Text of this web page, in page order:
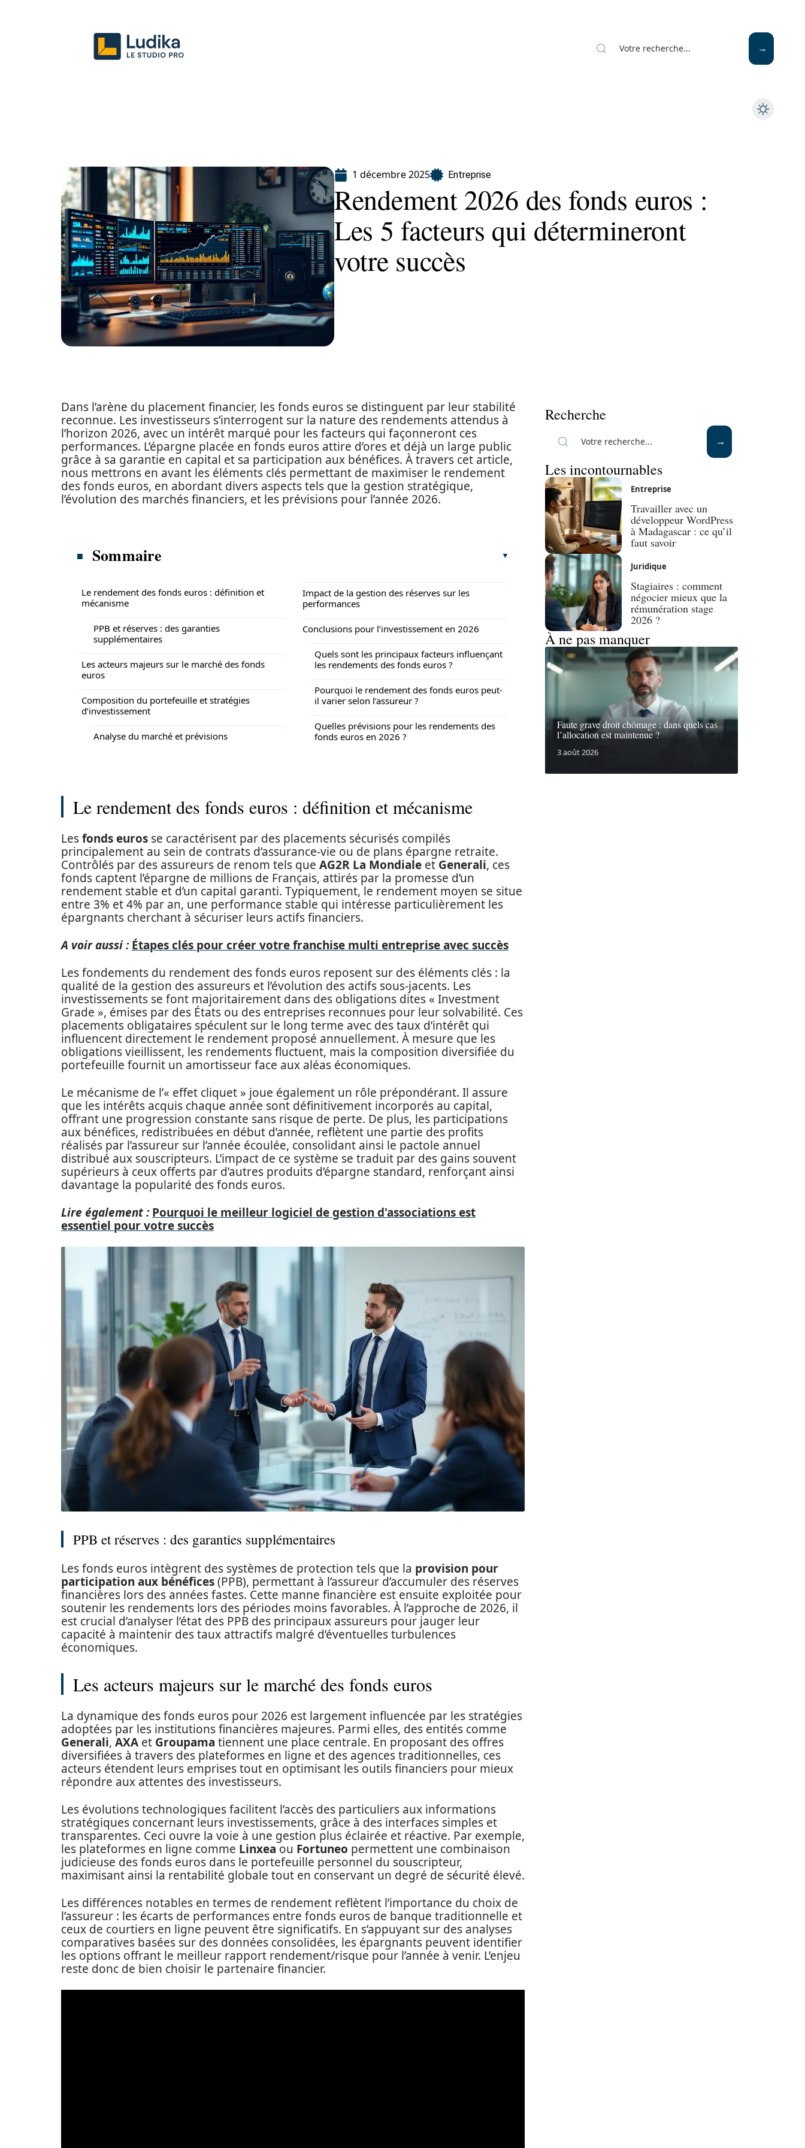
1 décembre 2025 Entreprise
Rendement 2026 des fonds euros :
Les 5 facteurs qui détermineront
votre succès
Dans l’arène du placement financier, les fonds euros se distinguent par leur stabilité
reconnue. Les investisseurs s’interrogent sur la nature des rendements attendus à
l’horizon 2026, avec un intérêt marqué pour les facteurs qui façonneront ces
performances. L’épargne placée en fonds euros attire d’ores et déjà un large public
grâce à sa garantie en capital et sa participation aux bénéfices. À travers cet article,
nous mettrons en avant les éléments clés permettant de maximiser le rendement
des fonds euros, en abordant divers aspects tels que la gestion stratégique,
l’évolution des marchés financiers, et les prévisions pour l’année 2026.
Sommaire
Le rendement des fonds euros : définition et
mécanisme
PPB et réserves : des garanties
supplémentaires
Les acteurs majeurs sur le marché des fonds
euros
Composition du portefeuille et stratégies
d’investissement
Analyse du marché et prévisions
Impact de la gestion des réserves sur les
performances
Conclusions pour l’investissement en 2026
Quels sont les principaux facteurs influençant
les rendements des fonds euros ?
Pourquoi le rendement des fonds euros peut-
il varier selon l’assureur ?
Quelles prévisions pour les rendements des
fonds euros en 2026 ?
Le rendement des fonds euros : définition et mécanisme
Lesfonds euros se caractérisent par des placements sécurisés compilés
principalement au sein de contrats d’assurance-vie ou de plans épargne retraite.
Contrôlés par des assureurs de renom tels que AG2R La Mondiale et Generali, ces
fonds captent l’épargne de millions de Français, attirés par la promesse d’un
rendement stable et d’un capital garanti. Typiquement, le rendement moyen se situe
entre 3% et 4% par an, une performance stable qui intéresse particulièrement les
épargnants cherchant à sécuriser leurs actifs financiers.
A voir aussi : Étapes clés pour créer votre franchise multi entreprise avec succès
Les fondements du rendement des fonds euros reposent sur des éléments clés : la
qualité de la gestion des assureurs et l’évolution des actifs sous-jacents. Les
investissements se font majoritairement dans des obligations dites « Investment
Grade », émises par des États ou des entreprises reconnues pour leur solvabilité. Ces
placements obligataires spéculent sur le long terme avec des taux d’intérêt qui
influencent directement le rendement proposé annuellement. À mesure que les
obligations vieillissent, les rendements fluctuent, mais la composition diversifiée du
portefeuille fournit un amortisseur face aux aléas économiques.
Le mécanisme de l’« effet cliquet » joue également un rôle prépondérant. Il assure
que les intérêts acquis chaque année sont définitivement incorporés au capital,
offrant une progression constante sans risque de perte. De plus, les participations
aux bénéfices, redistribuées en début d’année, reflètent une partie des profits
réalisés par l’assureur sur l’année écoulée, consolidant ainsi le pactole annuel
distribué aux souscripteurs. L’impact de ce système se traduit par des gains souvent
supérieurs à ceux offerts par d’autres produits d’épargne standard, renforçant ainsi
davantage la popularité des fonds euros.
Lire également : Pourquoi le meilleur logiciel de gestion d'associations est
essentiel pour votre succès
PPB et réserves : des garanties supplémentaires
Les fonds euros intègrent des systèmes de protection tels que la provision pour
participation aux bénéfices(PPB), permettant à l’assureur d’accumuler des réserves
financières lors des années fastes. Cette manne financière est ensuite exploitée pour
soutenir les rendements lors des périodes moins favorables. À l’approche de 2026, il
est crucial d’analyser l’état des PPB des principaux assureurs pour jauger leur
capacité à maintenir des taux attractifs malgré d’éventuelles turbulences
économiques.
Les acteurs majeurs sur le marché des fonds euros
La dynamique des fonds euros pour 2026 est largement influencée par les stratégies
adoptées par les institutions financières majeures. Parmi elles, des entités comme
Generali, AXA et Groupama tiennent une place centrale. En proposant des offres
diversifiées à travers des plateformes en ligne et des agences traditionnelles, ces
acteurs étendent leurs emprises tout en optimisant les outils financiers pour mieux
répondre aux attentes des investisseurs.
Les évolutions technologiques facilitent l’accès des particuliers aux informations
stratégiques concernant leurs investissements, grâce à des interfaces simples et
transparentes. Ceci ouvre la voie à une gestion plus éclairée et réactive. Par exemple,
les plateformes en ligne comme Linxea ou Fortuneo permettent une combinaison
judicieuse des fonds euros dans le portefeuille personnel du souscripteur,
maximisant ainsi la rentabilité globale tout en conservant un degré de sécurité élevé.
Les différences notables en termes de rendement reflètent l’importance du choix de
l’assureur : les écarts de performances entre fonds euros de banque traditionnelle et
ceux de courtiers en ligne peuvent être significatifs. En s’appuyant sur des analyses
comparatives basées sur des données consolidées, les épargnants peuvent identifier
les options offrant le meilleur rapport rendement/risque pour l’année à venir. L’enjeu
reste donc de bien choisir le partenaire financier.
Recherche
Les incontournables
Entreprise
Travailler avec un
développeur WordPress
à Madagascar : ce qu’il
faut savoir
Juridique
Stagiaires : comment
négocier mieux que la
rémunération stage
2026 ?
À ne pas manquer
Faute grave droit chômage : dans quels cas
l’allocation est maintenue ?
3 août 2026